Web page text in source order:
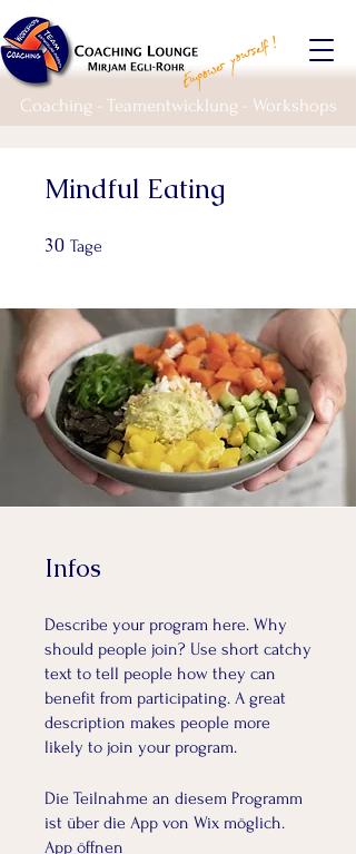
Coaching - Teamentwicklung - Workshops
Mindful Eating
30 Tage
Infos
Describe your program here. Why
should people join? Use short catchy
text to tell people how they can
benefit from participating. A great
description makes people more
likely to join your program.
Die Teilnahme an diesem Programm
ist über die App von Wix möglich.
App öffnen